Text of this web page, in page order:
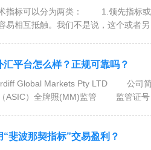
指标可以分为两类： 1.领先指标
易相互抵触。我们不是说，这个或者另
平台怎么样？正规可靠吗？
Global Markets Pty LTD 公司
ASIC）全牌照(MM)监管 监管证号
“斐波那契指标”交易盈利？